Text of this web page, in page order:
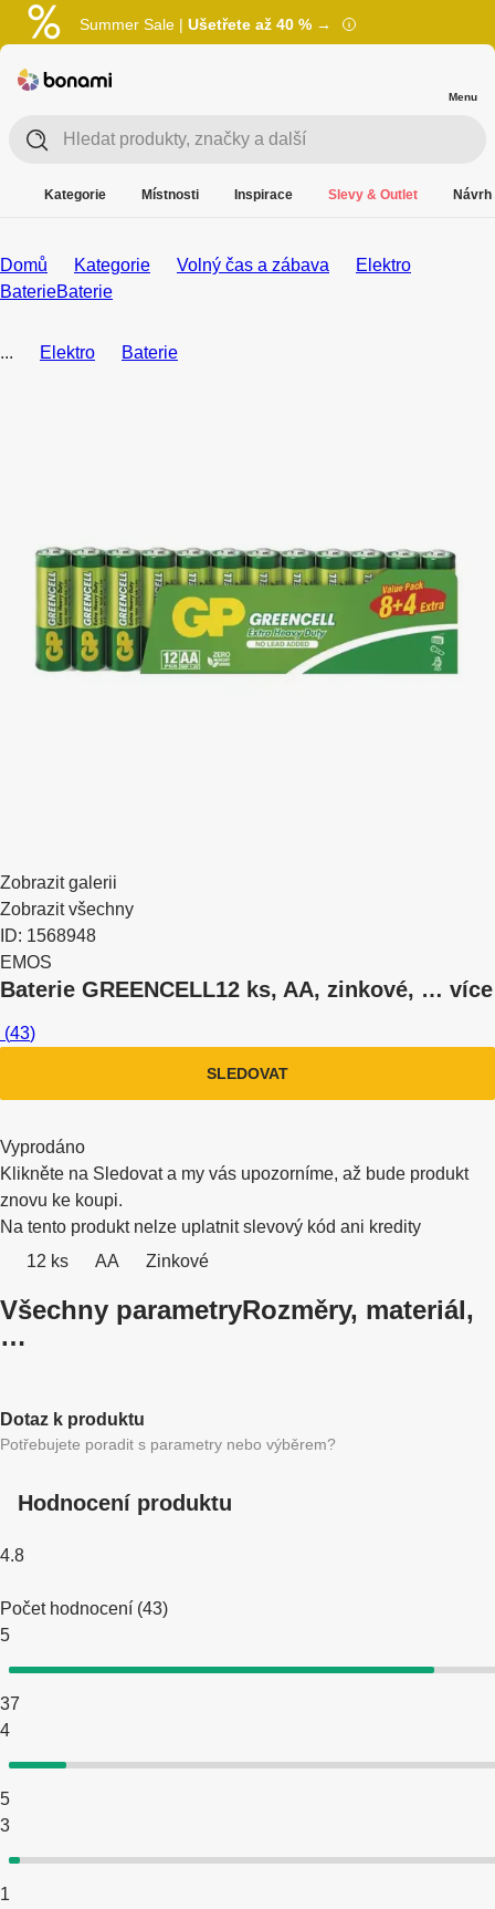
Summer Sale | Ušetřete až 40 % →
Menu
Kategorie Místnosti Inspirace Slevy & Outlet
Domů Kategorie Volný čas a zábava
Elektro
BaterieBaterie
... Elektro Baterie
Zobrazit galerii
Zobrazit všechny
ID: 1568948
EMOS
Baterie GREENCELL12 ks, AA, zinkové, … více
(43)
SLEDOVAT
Vyprodáno
Klikněte na Sledovat a my vás upozorníme, až bude produkt
znovu ke koupi.
Na tento produkt nelze uplatnit slevový kód ani kredity
12 ks
AA Zinkové
Všechny parametryRozměry, materiál,
…
Dotaz k produktu
Potřebujete poradit s parametry nebo výběrem?
Hodnocení produktu
4.8
Počet hodnocení (43)
5
37
4
5
3
1